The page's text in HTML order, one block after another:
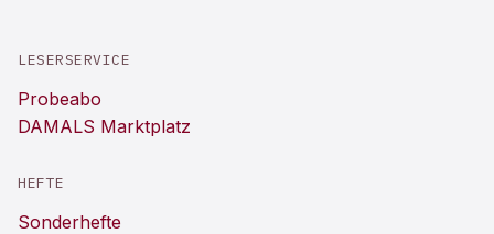
LESERSERVICE
Probeabo
DAMALS Marktplatz
HEFTE
Sonderhefte